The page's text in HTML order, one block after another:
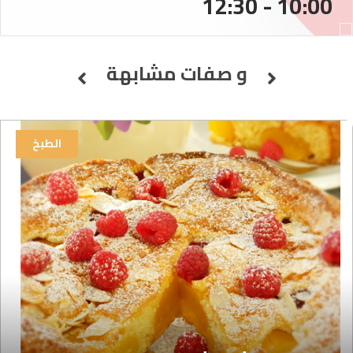
و صفات مشابهة
الطبخ